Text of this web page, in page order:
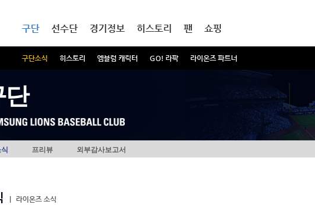
구단
구단소식 히스토리 엠블럼 캐릭터 GO! 라팍 라이온즈 파트너
선수단 경기정보 히스토리 팬 쇼핑
단
프리뷰 외부감사보고서
라이온즈 소식